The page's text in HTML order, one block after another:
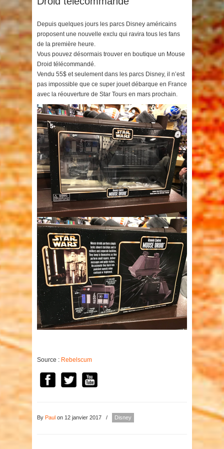
Depuis quelques jours les parcs Disney américains
proposent une nouvelle exclu qui ravira tous les fans
de la première heure.
Vous pouvez désormais trouver en boutique un Mouse
Droid télécommandé.
Vendu 55$ et seulement dans les parcs Disney, il n’est
pas impossible que ce super jouet débarque en France
avec la réouverture de Star Tours en mars prochain.
Source : Rebelscum
By Paul on 12 janvier 2017 / Disney